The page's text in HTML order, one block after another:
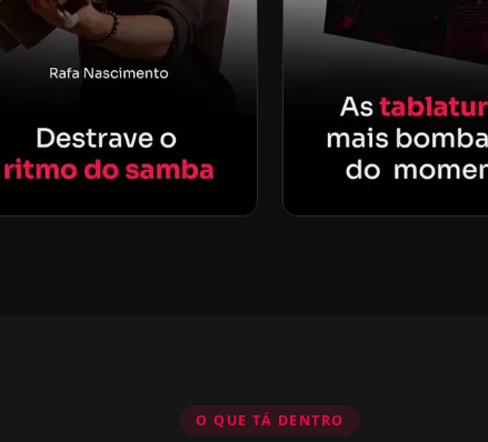
O QUE TÁ DENTRO